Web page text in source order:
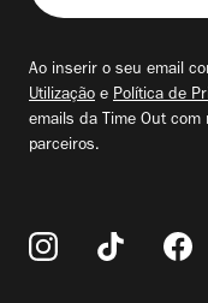
seu
Ao inserir o seu email
Utilização e Política de
emails da Time Out
parceiros.